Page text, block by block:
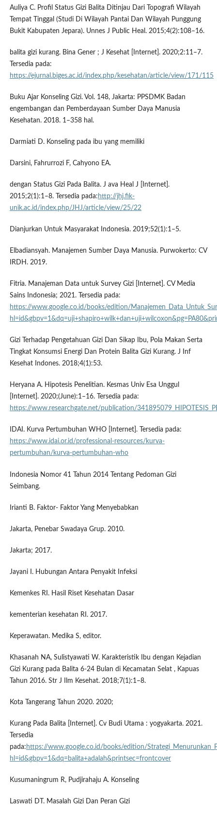
Auliya C. Profil Status Gizi Balita Ditinjau Dari Topografi Wilayah
Tempat Tinggal (Studi Di Wilayah Pantai Dan Wilayah Punggung
Bukit Kabupaten Jepara). Unnes J Public Heal. 2015;4(2):108–16.
balita gizi kurang. Bina Gener ; J Kesehat [Internet]. 2020;2:11–7.
Tersedia pada:
https://ejurnal.biges.ac.id/index.php/kesehatan/article/view/171/115
Buku Ajar Konseling Gizi. Vol. 148, Jakarta: PPSDMK Badan
engembangan dan Pemberdayaan Sumber Daya Manusia
Kesehatan. 2018. 1–358 hal.
Darmiati D. Konseling pada ibu yang memiliki
Darsini, Fahrurrozi F, Cahyono EA.
dengan Status Gizi Pada Balita. J ava Heal J [Internet].
2015;2(1):1–8. Tersedia pada: http://jhj.fik-
unik.ac.id/index.php/JHJ/article/view/25/22
Dianjurkan Untuk Masyarakat Indonesia. 2019;52(1):1–5.
Elbadiansyah. Manajemen Sumber Daya Manusia. Purwokerto: CV
IRDH. 2019.
Fitria. Manajeman Data untuk Survey Gizi [Internet]. CV Media
Sains Indonesia; 2021. Tersedia pada:
https://www.google.co.id/books/edition/
Gizi Terhadap Pengetahuan Gizi Dan Sikap Ibu, Pola Makan Serta
Tingkat Konsumsi Energi Dan Protein Balita Gizi Kurang. J Inf
Kesehat Indones. 2018;4(1):53.
Heryana A. Hipotesis Penelitian. Kesmas Univ Esa Unggul
[Internet]. 2020;(June):1–16. Tersedia pada:
https://www.researchgate.net/publication/
IDAI. Kurva Pertumbuhan WHO [Internet]. Tersedia pada:
https://www.idai.or.id/professional-resources/kurva-
pertumbuhan/kurva-pertumbuhan-who
Indonesia Nomor 41 Tahun 2014 Tentang Pedoman Gizi
Seimbang.
Irianti B. Faktor- Faktor Yang Menyebabkan
Jakarta, Penebar Swadaya Grup. 2010.
Jakarta; 2017.
Jayani I. Hubungan Antara Penyakit Infeksi
Kemenkes RI. Hasil Riset Kesehatan Dasar
kementerian kesehatan RI. 2017.
Keperawatan. Medika S, editor.
Khasanah NA, Sulistyawati W. Karakteristik Ibu dengan Kejadian
Gizi Kurang pada Balita 6-24 Bulan di Kecamatan Selat , Kapuas
Tahun 2016. Str J Ilm Kesehat. 2018;7(1):1–8.
Kota Tangerang Tahun 2020. 2020;
Kurang Pada Balita [Internet]. Cv Budi Utama : yogyakarta. 2021.
Tersedia
pada: https://www.google.co.id/books/edition/
hl=id&gbpv=1&dq=balita+adalah&printsec=frontcover
Kusumaningrum R, Pudjirahaju A. Konseling
Laswati DT. Masalah Gizi Dan Peran Gizi